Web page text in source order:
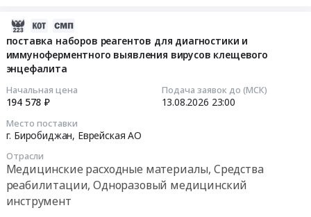
поставка наборов реагентов для диагностики и
иммуноферментного выявления вирусов клещевого
энцефалита
Начальная цена
194 578 ₽
Подача заявок до (МСК)
13.08.2026 23:00
Место поставки
г. Биробиджан, Еврейская АО
Отрасли
Медицинские расходные материалы, Средства
реабилитации, Одноразовый медицинский
инструмент